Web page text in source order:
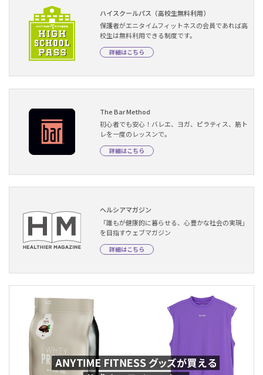
ハイスクールパス（高校生無料利用）
保護者がエニタイムフィットネスの会員であれば高
校生は無料利用できる制度です。
詳細はこちら
The Bar Method
初心者でも安心！バレエ、ヨガ、ピラティス、筋ト
レを一度のレッスンで。
詳細はこちら
ヘルシアマガジン
「誰もが健康的に暮らせる、心豊かな社会の実現」
を目指すウェブマガジン
詳細はこちら